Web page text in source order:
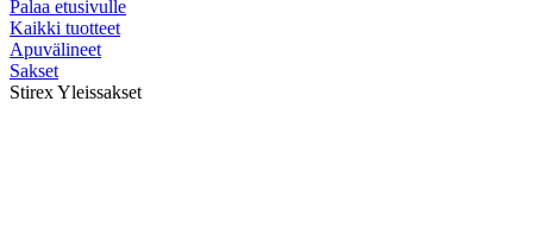
Palaa etusivulle
Kaikki tuotteet
Apuvälineet
Sakset
Stirex Yleissakset